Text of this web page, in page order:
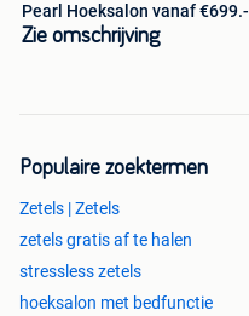
Pearl Hoeksalon vanaf €699.-
Zie omschrijving
Populaire zoektermen
Zetels | Zetels
zetels gratis af te halen
stressless zetels
hoeksalon met bedfunctie